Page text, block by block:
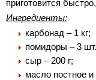
приготовится
Ингредиенты:
карбонад – 1 кг;
помидоры – 3
сыр – 200 г;
масло постное